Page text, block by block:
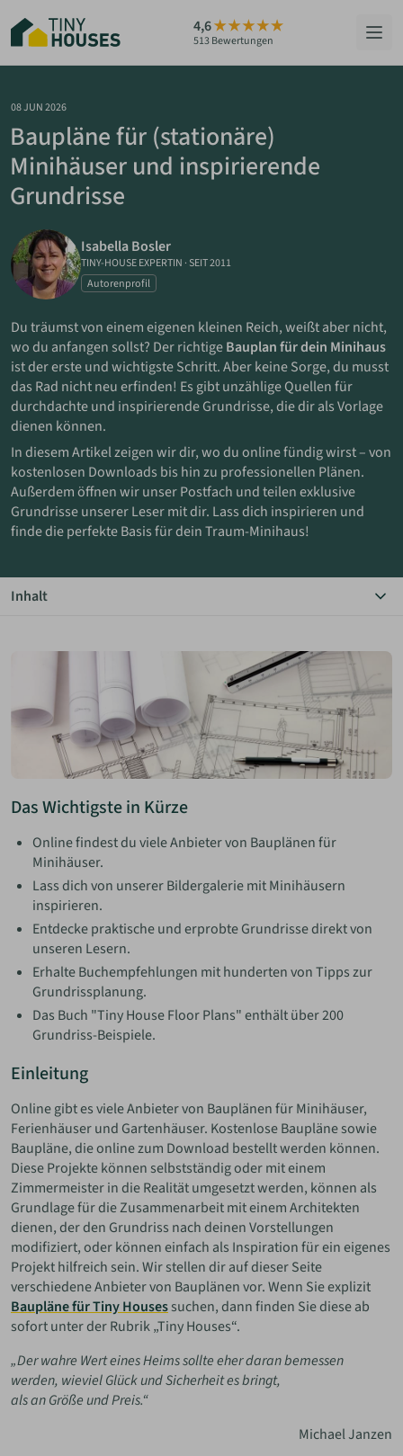
Hauptinhalt
springen
4,6
513 Bewertungen
HÄUSER
BERATUNG
GRUNDSTÜCKE
RATGEBER
ÜBER UNS
ZUM HAUS-FINDER
PARTNER WERDEN
ANMELDEN
MERKLISTE
08 JUN 2026
Baupläne für (stationäre)
Minihäuser und inspirierende
Grundrisse
Isabella Bosler
TINY-HOUSE EXPERTIN · SEIT 2011
Autorenprofil
Du träumst von einem eigenen kleinen Reich, weißt aber nicht,
wo du anfangen sollst? Der richtigeBauplan für dein Minihaus
ist der erste und wichtigste Schritt. Aber keine Sorge, du musst
das Rad nicht neu erfinden! Es gibt unzählige Quellen für
durchdachte und inspirierende Grundrisse, die dir als Vorlage
dienen können.
In diesem Artikel zeigen wir dir, wo du online fündig wirst – von
kostenlosen Downloads bis hin zu professionellen Plänen.
Außerdem öffnen wir unser Postfach und teilen exklusive
Grundrisse unserer Leser mit dir. Lass dich inspirieren und
finde die perfekte Basis für dein Traum-Minihaus!
Inhalt
Inspirierende Bildergalerie
Grundrisse unserer Leser
Bücher zur Grundrissplanung
Das Wichtigste in Kürze
Online findest du viele Anbieter von Bauplänen für
Minihäuser.
Lass dich von unserer Bildergalerie mit Minihäusern
inspirieren.
Entdecke praktische und erprobte Grundrisse direkt von
unseren Lesern.
Erhalte Buchempfehlungen mit hunderten von Tipps zur
Grundrissplanung.
Das Buch "Tiny House Floor Plans" enthält über 200
Grundriss-Beispiele.
Einleitung
Online gibt es viele Anbieter von Bauplänen für Minihäuser,
Ferienhäuser und Gartenhäuser. Kostenlose Baupläne sowie
Baupläne, die online zum Download bestellt werden können.
Diese Projekte können selbstständig oder mit einem
Zimmermeister in die Realität umgesetzt werden, können als
Grundlage für die Zusammenarbeit mit einem Architekten
dienen, der den Grundriss nach deinen Vorstellungen
modifiziert, oder können einfach als Inspiration für ein eigenes
Projekt hilfreich sein. Wir stellen dir auf dieser Seite
verschiedene Anbieter von Bauplänen vor. Wenn Sie explizit
Baupläne für Tiny Housessuchen, dann finden Sie diese ab
sofort unter der Rubrik „Tiny Houses“.
„Der wahre Wert eines Heims sollte eher daran bemessen
werden, wieviel Glück und Sicherheit es bringt,
als an Größe und Preis.“
Michael Janzen